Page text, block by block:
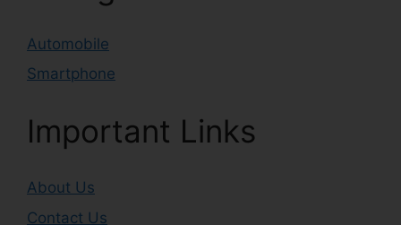
Automobile
Smartphone
Important Links
About Us
Contact Us